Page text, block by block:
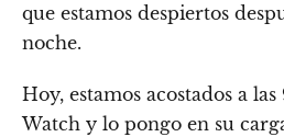
que estamos despiertos
noche.
Hoy, estamos acostados a
Watch y lo pongo en su